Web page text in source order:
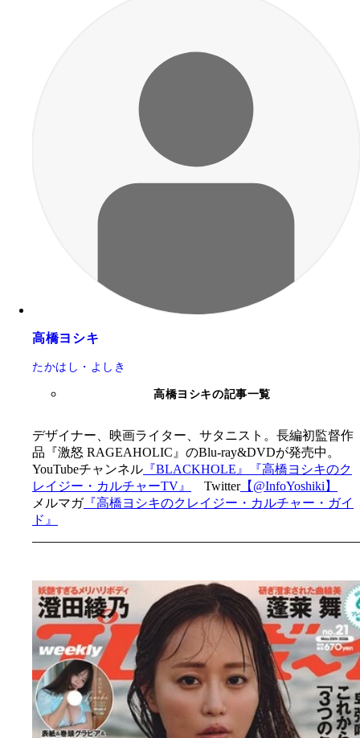
高橋ヨシキ
たかはし・よしき
高橋ヨシキの記事一覧
デザイナー、映画ライター、サタニスト。長編初監督作
品『激怒 RAGEAHOLIC』のBlu-ray&DVDが発売中。
YouTubeチャンネル 『BLACKHOLE』
『高橋ヨシキのク
レイジー・カルチャーTV』
Twitter【@InfoYoshiki】
メルマガ『高橋ヨシキのクレイジー・カルチャー・ガイ
ド』